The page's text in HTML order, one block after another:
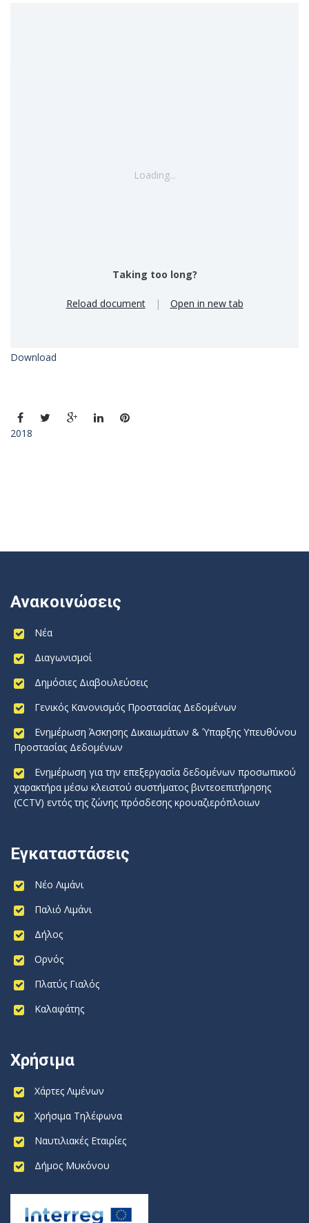
Loading...
Taking too long?
Reload document | Open in new tab
Download
2018
Ανακοινώσεις
Νέα
Διαγωνισμοί
Δημόσιες Διαβουλεύσεις
Γενικός Κανονισμός Προστασίας Δεδομένων
Ενημέρωση Άσκησης Δικαιωμάτων & Ύπαρξης Υπευθύνου
Προστασίας Δεδομένων
Ενημέρωση για την επεξεργασία δεδομένων προσωπικού
χαρακτήρα μέσω κλειστού συστήματος βιντεοεπιτήρησης
(CCTV) εντός της ζώνης πρόσδεσης κρουαζιερόπλοιων
Εγκαταστάσεις
Νέο Λιμάνι
Παλιό Λιμάνι
Δήλος
Ορνός
Πλατύς Γιαλός
Καλαφάτης
Χρήσιμα
Χάρτες Λιμένων
Χρήσιμα Τηλέφωνα
Ναυτιλιακές Εταιρίες
Δήμος Μυκόνου